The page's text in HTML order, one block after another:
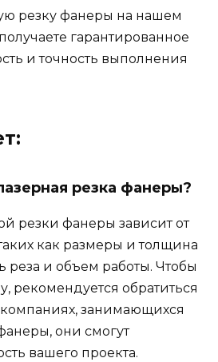
резку фанеры на нашем
гарантированное
и точность выполнения
резка фанеры?
резки фанеры зависит от
как размеры и толщина
реза и объем работы. Чтобы
рекомендуется обратиться
занимающихся
они смогут
вашего проекта.